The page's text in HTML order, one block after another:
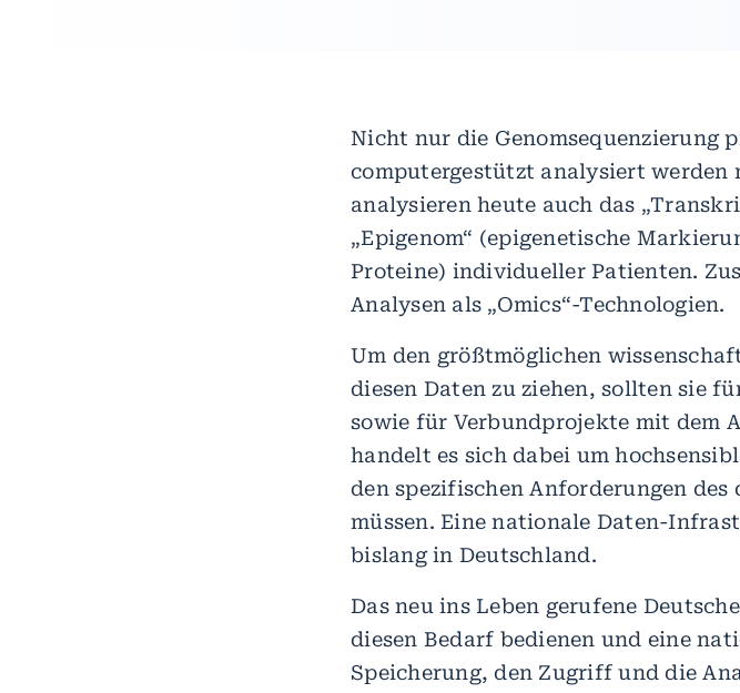
Nicht nur die Genomsequenzierung
computergestützt analysiert werden
analysieren heute auch das
„Epigenom“ (epigenetische
Proteine) individueller Patienten.
Analysen als „Omics“-Technologien.
Um den größtmöglichen
diesen Daten zu ziehen, sollten sie
sowie für Verbundprojekte mit dem
handelt es sich dabei um
den spezifischen Anforderungen des
müssen. Eine nationale Daten-
bislang in Deutschland.
Das neu ins Leben gerufene
diesen Bedarf bedienen und eine
Speicherung, den Zugriff und die